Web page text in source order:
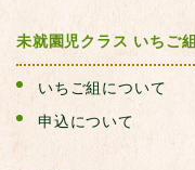
未就園児クラス いちご組
いちご組について
申込について